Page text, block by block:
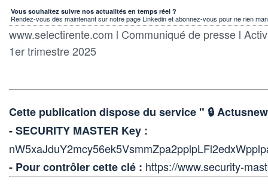
Vous souhaitez suivre nos actualités en temps réel ?
Rendez-vous dès maintenant sur notre page Linkedin et abonnez-vous pour ne rien
www.selectirente.com l Communiqué de presse l
1er trimestre 2025
Cette publication dispose du service " 🔒
- SECURITY MASTER Key :
- Pour contrôler cette clé : https://www.security-